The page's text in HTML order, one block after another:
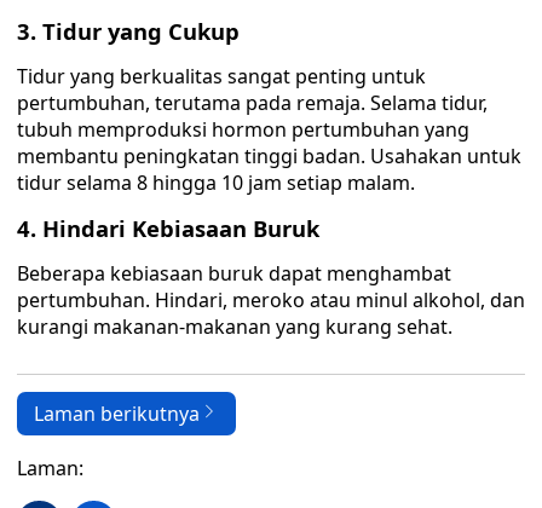
3. Tidur yang Cukup
Tidur yang berkualitas sangat penting untuk
pertumbuhan, terutama pada remaja. Selama tidur,
tubuh memproduksi hormon pertumbuhan yang
membantu peningkatan tinggi badan. Usahakan untuk
tidur selama 8 hingga 10 jam setiap malam.
4. Hindari Kebiasaan Buruk
Beberapa kebiasaan buruk dapat menghambat
pertumbuhan. Hindari, meroko atau minul alkohol, dan
kurangi makanan-makanan yang kurang sehat.
Laman berikutnya
Laman: